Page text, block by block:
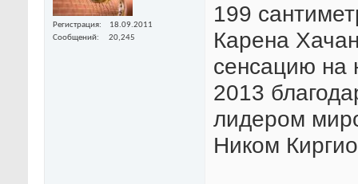
Регистрация
18.09.2011
Сообщений
20,245
199
Карена
сенсацию на
2013
лидером
Ником